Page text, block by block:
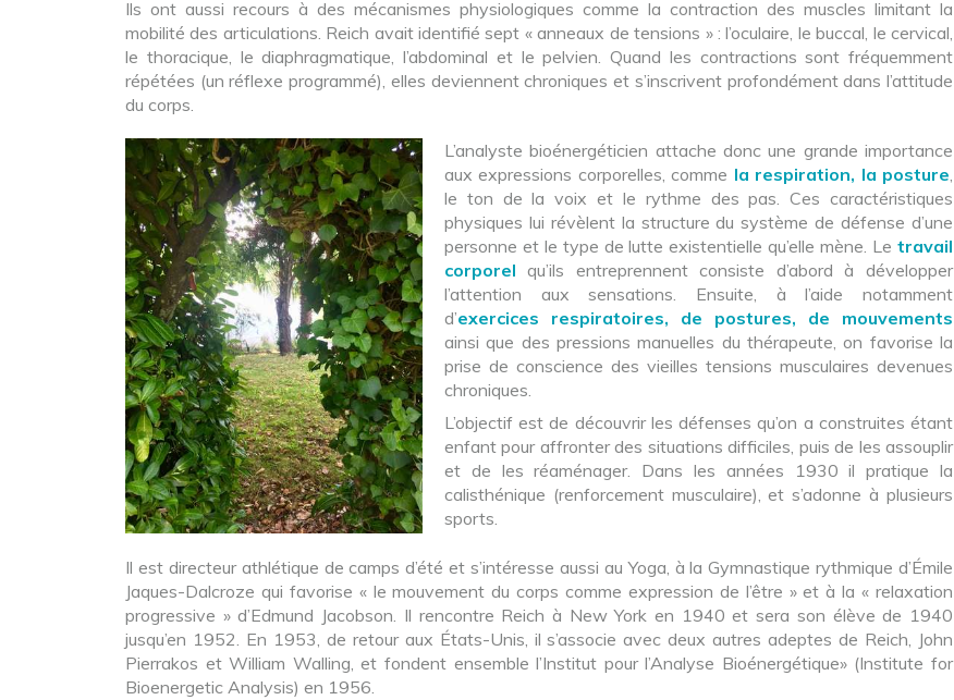
Ils ont aussi recours à des mécanismes physiologiques comme la contraction des muscles limitant la
mobilité des articulations. Reich avait identifié sept « anneaux de tensions » : l’oculaire, le buccal, le cervical,
le thoracique, le diaphragmatique, l’abdominal et le pelvien. Quand les contractions sont fréquemment
répétées (un réflexe programmé), elles deviennent chroniques et s’inscrivent profondément dans l’attitude
du corps.
L’analyste bioénergéticien attache donc une grande importance
aux expressions corporelles, comme la respiration, la posture
le ton de la voix et le rythme des pas. Ces caractéristiques
physiques lui révèlent la structure du système de défense d’une
personne et le type de lutte existentielle qu’elle mène. Le travail
corporel qu’ils entreprennent consiste d’abord à développer
l’attention aux sensations. Ensuite, à l’aide notamment
d’exercices respiratoires, de postures, de mouvements
ainsi que des pressions manuelles du thérapeute, on favorise la
prise de conscience des vieilles tensions musculaires devenues
chroniques.
L’objectif est de découvrir les défenses qu’on a construites étant
enfant pour affronter des situations difficiles, puis de les assouplir
et de les réaménager. Dans les années 1930 il pratique la
calisthénique (renforcement musculaire), et s’adonne à plusieurs
sports.
Il est directeur athlétique de camps d’été et s’intéresse aussi au Yoga, à la Gymnastique rythmique d’Émile
Jaques-Dalcroze qui favorise « le mouvement du corps comme expression de l’être » et à la « relaxation
progressive » d’Edmund Jacobson. Il rencontre Reich à New York en 1940 et sera son élève de 1940
jusqu’en 1952. En 1953, de retour aux États-Unis, il s’associe avec deux autres adeptes de Reich, John
Pierrakos et William Walling, et fondent ensemble l’Institut pour l’Analyse Bioénergétique» (Institute for
Bioenergetic Analysis) en 1956.